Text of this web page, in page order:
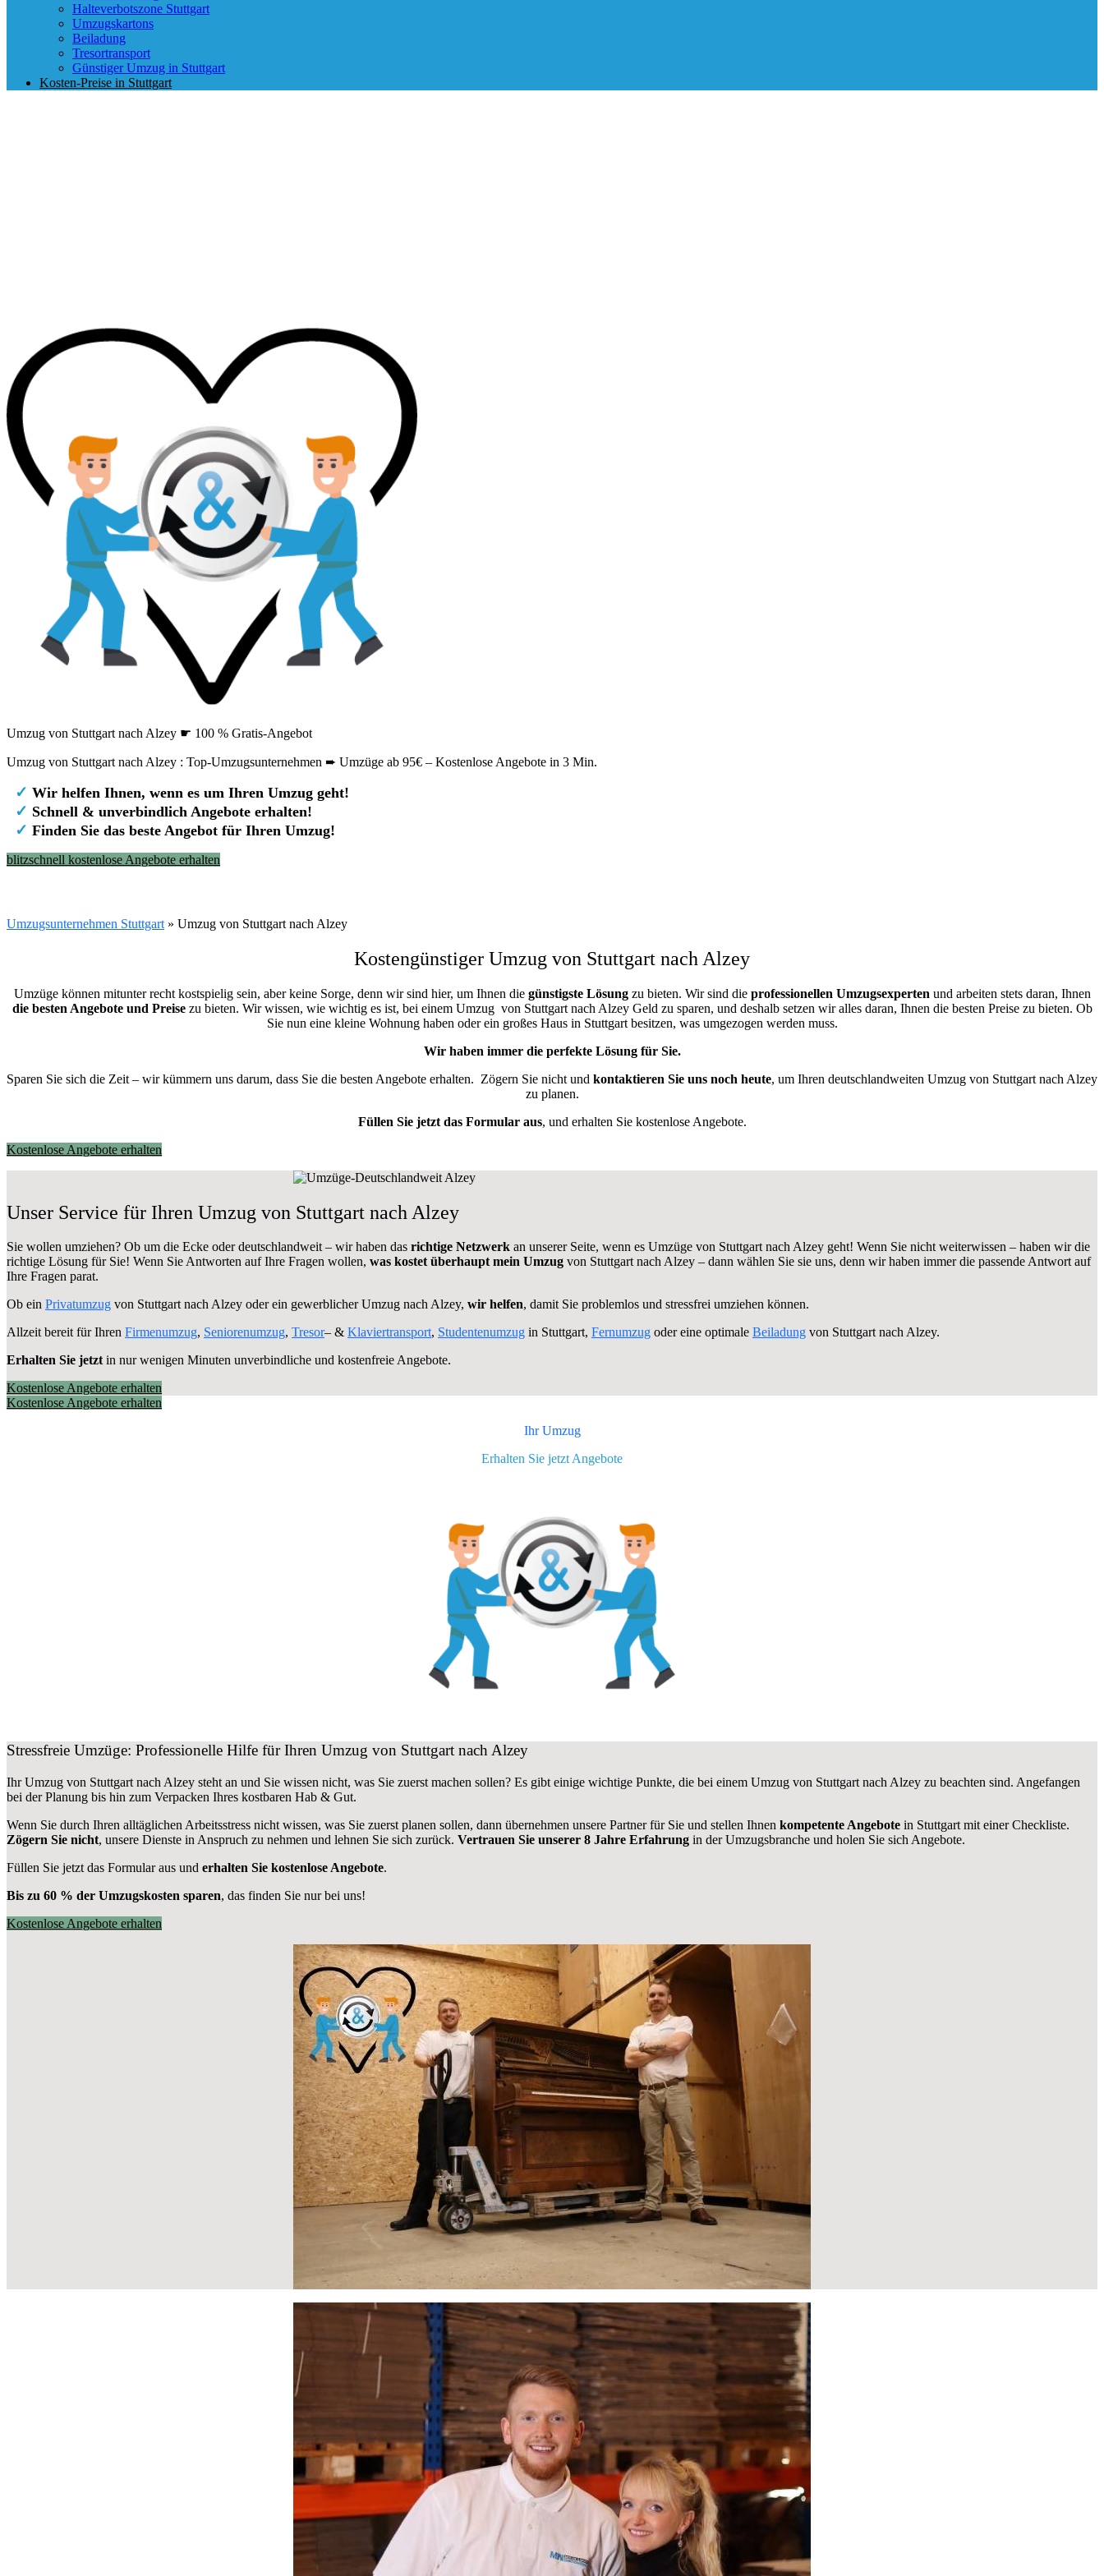
Halteverbotszone Stuttgart
Umzugskartons
Beiladung
Tresortransport
Günstiger Umzug in Stuttgart
Kosten-Preise in Stuttgart
Umzug von Stuttgart nach Alzey ☛ 100 % Gratis-Angebot
Umzug von Stuttgart nach Alzey : Top-Umzugsunternehmen ➨ Umzüge ab 95€ – Kostenlose Angebote in 3 Min.
✓ Wir helfen Ihnen, wenn es um Ihren Umzug geht!
✓ Schnell & unverbindlich Angebote erhalten!
✓ Finden Sie das beste Angebot für Ihren Umzug!
blitzschnell kostenlose Angebote erhalten
Umzugsunternehmen Stuttgart » Umzug von Stuttgart nach Alzey
Kostengünstiger Umzug von Stuttgart nach Alzey
Umzüge können mitunter recht kostspielig sein, aber keine Sorge, denn wir sind hier, um Ihnen die günstigste Lösungzu bieten. Wir sind die professionellen Umzugsexperten und arbeiten stets daran, Ihnen
die besten Angebote und Preisezu bieten. Wir wissen, wie wichtig es ist, bei einem Umzug von Stuttgart nach Alzey Geld zu sparen, und deshalb setzen wir alles daran, Ihnen die besten Preise zu bieten. Ob
Sie nun eine kleine Wohnung haben oder ein großes Haus in Stuttgart besitzen, was umgezogen werden muss.
Wir haben immer die perfekte Lösung für Sie.
Sparen Sie sich die Zeit – wir kümmern uns darum, dass Sie die besten Angebote erhalten. Zögern Sie nicht und kontaktieren Sie uns noch heute, um Ihren deutschlandweiten Umzug von Stuttgart nach Alzey
zu planen.
Füllen Sie jetzt das Formular aus, und erhalten Sie kostenlose Angebote.
Kostenlose Angebote erhalten
Unser Service für Ihren Umzug von Stuttgart nach Alzey
Sie wollen umziehen? Ob um die Ecke oder deutschlandweit – wir haben das richtige Netzwerk an unserer Seite, wenn es Umzüge von Stuttgart nach Alzey geht! Wenn Sie nicht weiterwissen – haben wir die
richtige Lösung für Sie! Wenn Sie Antworten auf Ihre Fragen wollen, was kostet überhaupt mein Umzug von Stuttgart nach Alzey – dann wählen Sie sie uns, denn wir haben immer die passende Antwort auf
Ihre Fragen parat.
Ob ein Privatumzug von Stuttgart nach Alzey oder ein gewerblicher Umzug nach Alzey, wir helfen, damit Sie problemlos und stressfrei umziehen können.
Allzeit bereit für Ihren Firmenumzug, Seniorenumzug, Tresor– & Klaviertransport, Studentenumzug in Stuttgart, Fernumzug oder eine optimale Beiladung von Stuttgart nach Alzey.
Erhalten Sie jetztin nur wenigen Minuten unverbindliche und kostenfreie Angebote.
Kostenlose Angebote erhalten
Kostenlose Angebote erhalten
Ihr Umzug
Erhalten Sie jetzt Angebote
Stressfreie Umzüge: Professionelle Hilfe für Ihren Umzug von Stuttgart nach Alzey
Ihr Umzug von Stuttgart nach Alzey steht an und Sie wissen nicht, was Sie zuerst machen sollen? Es gibt einige wichtige Punkte, die bei einem Umzug von Stuttgart nach Alzey zu beachten sind. Angefangen
bei der Planung bis hin zum Verpacken Ihres kostbaren Hab & Gut.
Wenn Sie durch Ihren alltäglichen Arbeitsstress nicht wissen, was Sie zuerst planen sollen, dann übernehmen unsere Partner für Sie und stellen Ihnen kompetente Angebote in Stuttgart mit einer Checkliste.
Zögern Sie nicht, unsere Dienste in Anspruch zu nehmen und lehnen Sie sich zurück. Vertrauen Sie unserer 8 Jahre Erfahrung in der Umzugsbranche und holen Sie sich Angebote.
Füllen Sie jetzt das Formular aus und erhalten Sie kostenlose Angebote.
Bis zu 60 % der Umzugskosten sparen, das finden Sie nur bei uns!
Kostenlose Angebote erhalten